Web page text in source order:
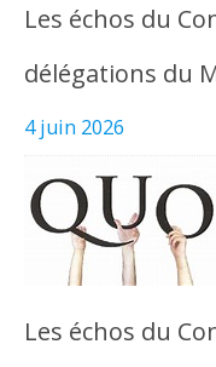
Les échos du
délégations du
4 juin 2026
Les échos du